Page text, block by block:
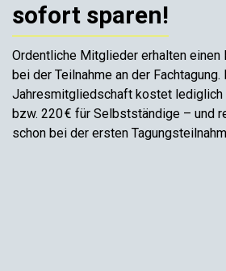
sofort sparen!
Ordentliche Mitglieder erhalten einen
bei der Teilnahme an der Fachtagung.
Jahresmitgliedschaft kostet lediglich
bzw. 220 € für Selbstständige – und
schon bei der ersten